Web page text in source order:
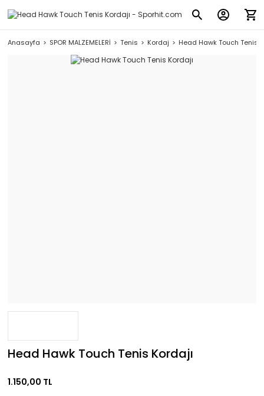
Anasayfa SPOR MALZEMELERİ Tenis Kordaj Head Hawk Touch Tenis
Head Hawk Touch Tenis Kordajı
1.150,00 TL